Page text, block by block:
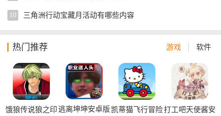
10 三角洲行动宝藏月活动有哪些内容
热门推荐 游戏 软件
饿狼传说狼之印逃离坤坤安卓版 凯蒂猫飞行冒险打工吧天使酱安